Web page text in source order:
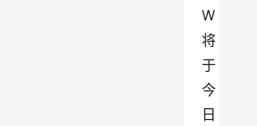
W
将
于
今
日